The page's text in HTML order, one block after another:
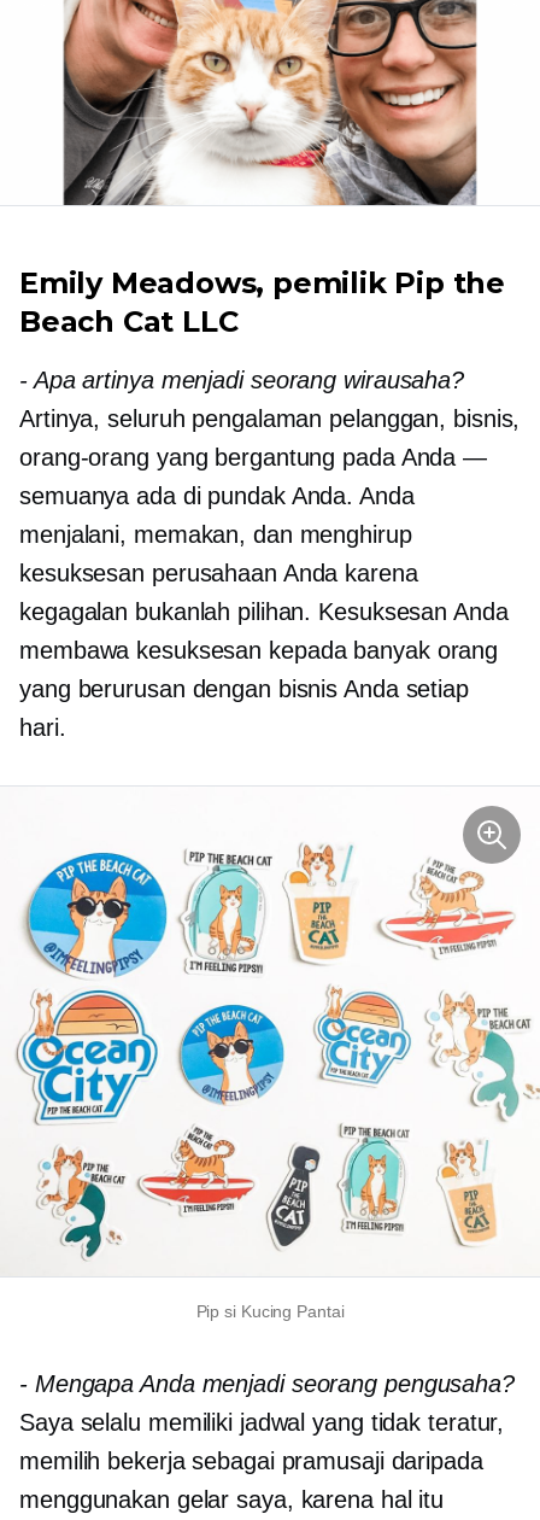
Emily Meadows, pemilik Pip the
Beach Cat LLC
-Apa artinya menjadi seorang wirausaha?
Artinya, seluruh pengalaman pelanggan, bisnis,
orang-orang yang bergantung pada Anda —
semuanya ada di pundak Anda. Anda
menjalani, memakan, dan menghirup
kesuksesan perusahaan Anda karena
kegagalan bukanlah pilihan. Kesuksesan Anda
membawa kesuksesan kepada banyak orang
yang berurusan dengan bisnis Anda setiap
hari.
Pip si Kucing Pantai
-Mengapa Anda menjadi seorang pengusaha?
Saya selalu memiliki jadwal yang tidak teratur,
memilih bekerja sebagai pramusaji daripada
menggunakan gelar saya, karena hal itu